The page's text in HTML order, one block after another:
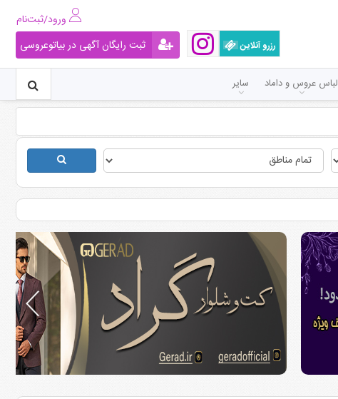
رزرو آنلاین
ثبت رایگان آگهی در بیاتوعروسی
لباس عروس و داماد سایر